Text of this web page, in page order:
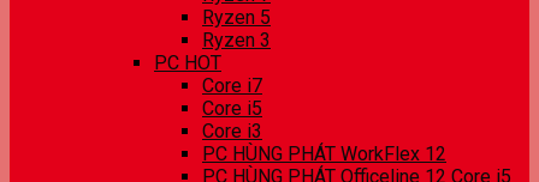
Ryzen 5
Ryzen 3
PC HOT
Core i7
Core i5
Core i3
PC HÙNG PHÁT WorkFlex 12
PC HÙNG PHÁT Officeline 12 Core i5